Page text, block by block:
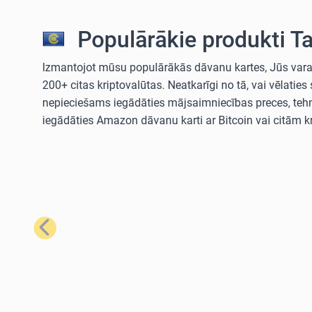
Populārākie produkti
Izmantojot mūsu populārākās dāvanu kartes, Jūs
200+ citas kriptovalūtas. Neatkarīgi no tā, vai
nepieciešams iegādāties mājsaimniecības preces,
iegādāties Amazon dāvanu karti ar Bitcoin vai citām
Iepriekšējais